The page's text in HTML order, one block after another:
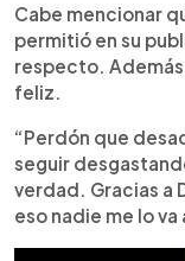
Cabe mencionar
permitió en su
respecto.
feliz.
“Perdón que
seguir
verdad. Gracias a
eso nadie me lo